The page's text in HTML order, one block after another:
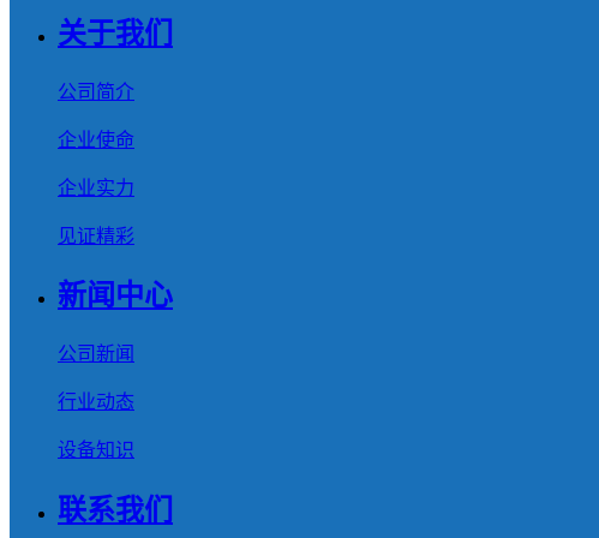
关于我们
公司简介
企业使命
企业实力
见证精彩
新闻中心
公司新闻
行业动态
设备知识
联系我们